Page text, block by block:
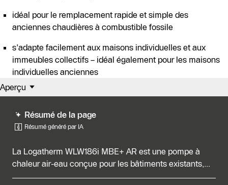
idéal pour le remplacement rapide et simple des
anciennes chaudières à combustible fossile
s'adapte facilement aux maisons individuelles et aux
immeubles collectifs – idéal également pour les maisons
individuelles anciennes
Aperçu
Résumé de la page
Résumé généré par IA
La Logatherm WLW186i MBE+ AR est une pompe à
chaleur air-eau conçue pour les bâtiments existants,...